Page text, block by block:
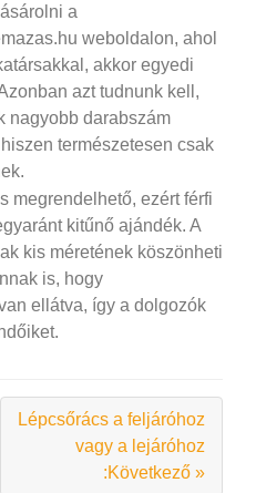
a
weboldalon, ahol
akkor egyedi
azt tudnunk kell,
nagyobb darabszám
természetesen csak
megrendelhető, ezért férfi
kitűnő ajándék. A
kis méretének köszönheti
is, hogy
ellátva, így a dolgozók
Lépcsőrács a feljáróhoz
vagy a lejáróhoz
:Következő »